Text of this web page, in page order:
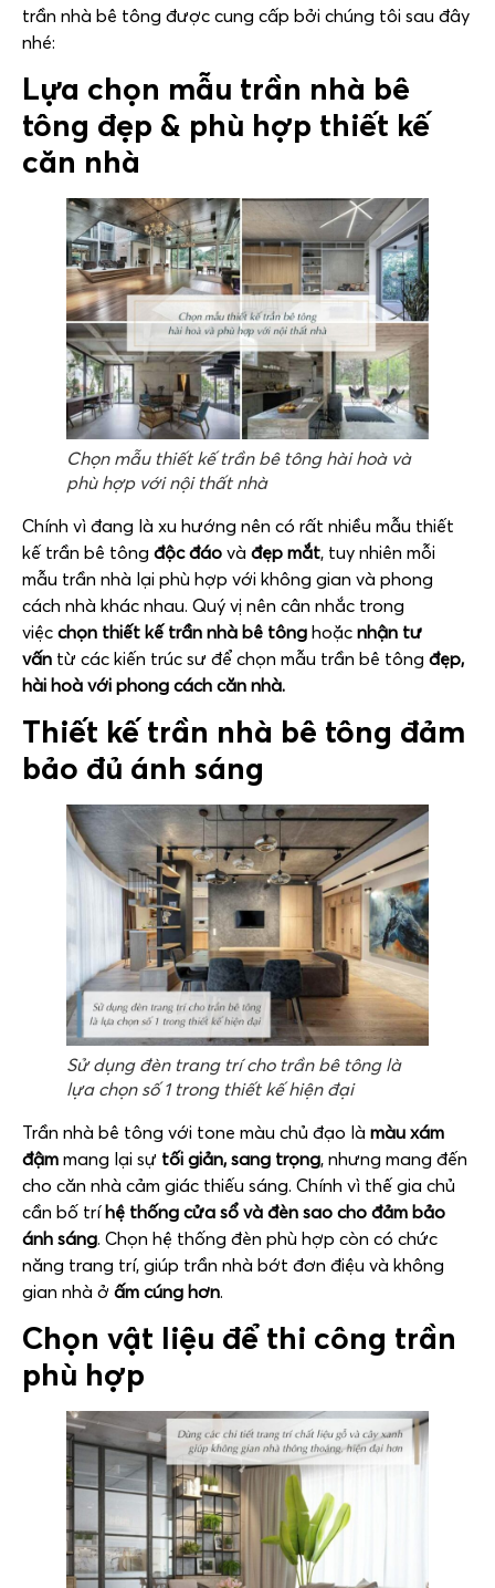
trần nhà bê tông được cung cấp bởi chúng tôi sau đây
nhé:
Lựa chọn mẫu trần nhà bê
tông đẹp & phù hợp thiết kế
căn nhà
Chọn mẫu thiết kế trần bê tông hài hoà và
phù hợp với nội thất nhà
Chính vì đang là xu hướng nên có rất nhiều mẫu thiết
kế trần bê tông độc đáo và đẹp mắt, tuy nhiên mỗi
mẫu trần nhà lại phù hợp với không gian và phong
cách nhà khác nhau. Quý vị nên cân nhắc trong
việc chọn thiết kế trần nhà bê tông hoặc nhận tư
vấn từ các kiến trúc sư để chọn mẫu trần bê tông đẹp,
hài hoà với phong cách căn nhà.
Thiết kế trần nhà bê tông đảm
bảo đủ ánh sáng
Sử dụng đèn trang trí cho trần bê tông là
lựa chọn số 1 trong thiết kế hiện đại
Trần nhà bê tông với tone màu chủ đạo là màu xám
đậm mang lại sự tối giản, sang trọng, nhưng mang đến
cho căn nhà cảm giác thiếu sáng. Chính vì thế gia chủ
cần bố trí hệ thống cửa sổ và đèn sao cho đảm bảo
ánh sáng. Chọn hệ thống đèn phù hợp còn có chức
năng trang trí, giúp trần nhà bớt đơn điệu và không
gian nhà ở ấm cúng hơn.
Chọn vật liệu để thi công trần
phù hợp